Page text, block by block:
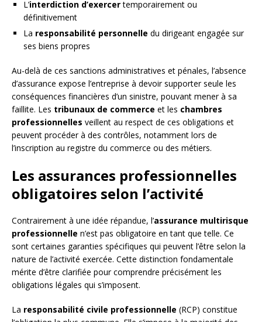
L’interdiction d’exercertemporairement ou
définitivement
La responsabilité personnelle du dirigeant engagée sur
ses biens propres
Au-delà de ces sanctions administratives et pénales, l’absence
d’assurance expose l’entreprise à devoir supporter seule les
conséquences financières d’un sinistre, pouvant mener à sa
faillite. Les tribunaux de commerce et les chambres
professionnelles veillent au respect de ces obligations et
peuvent procéder à des contrôles, notamment lors de
l’inscription au registre du commerce ou des métiers.
Les assurances professionnelles
obligatoires selon l’activité
Contrairement à une idée répandue, l’assurance multirisque
professionnelle n’est pas obligatoire en tant que telle. Ce
sont certaines garanties spécifiques qui peuvent l’être selon la
nature de l’activité exercée. Cette distinction fondamentale
mérite d’être clarifiée pour comprendre précisément les
obligations légales qui s’imposent.
La responsabilité civile professionnelle (RCP) constitue